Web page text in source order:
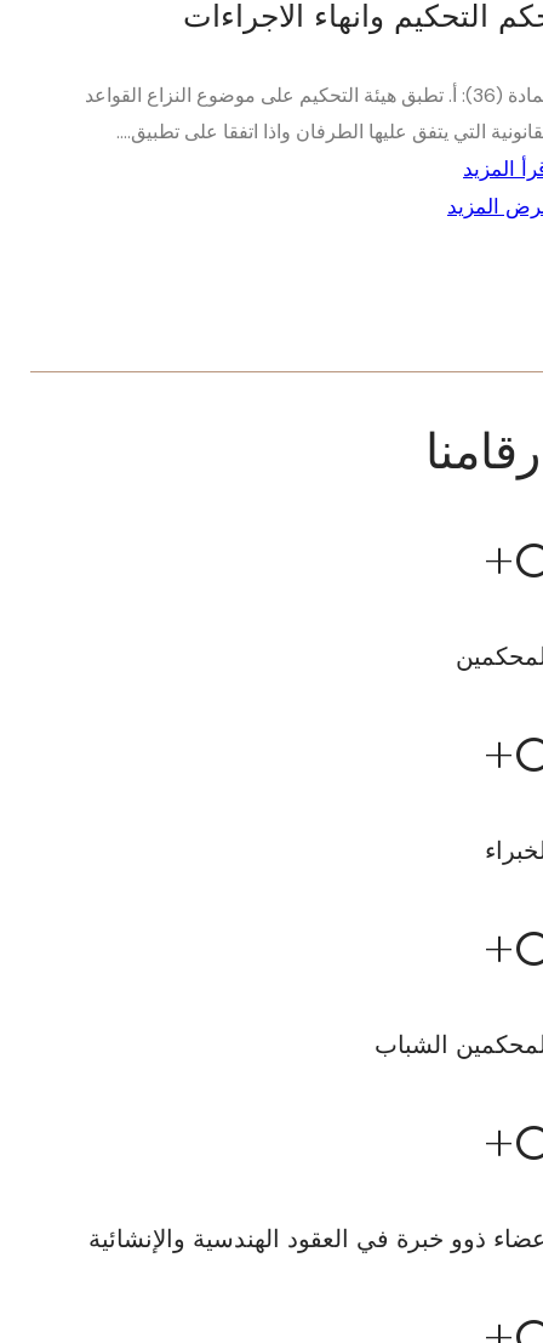
التحكيم وانهاء الاجراءات
المادة (36): أ. تطبق هيئة التحكيم على موضوع النزاع القواعد
التي يتفق عليها الطرفان واذا اتفقا على تطبيق....
المزيد
المزيد
+
+
+
الشباب
+
ذوو خبرة في العقود الهندسية والإنشائية